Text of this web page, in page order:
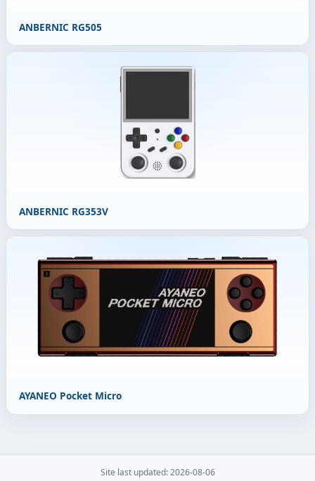
ANBERNIC RG505
ANBERNIC RG353V
AYANEO Pocket Micro
Site last updated: 2026-08-06